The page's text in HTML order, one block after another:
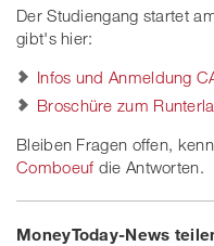
Der Studiengang startet
gibt's hier:
Infos und Anmeldung
Broschüre zum
Bleiben Fragen offen,
Comboeuf die Antworten.
MoneyToday-News